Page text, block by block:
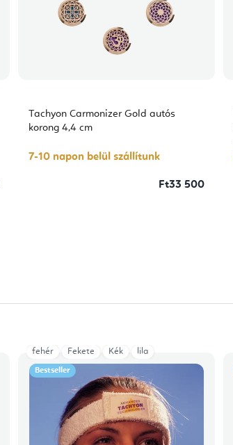
Tachyon Carmonizer Gold autós
korong 4,4 cm
7-10 napon belül szállítunk
Ft33 500
Bestseller
fehér Fekete Kék lila